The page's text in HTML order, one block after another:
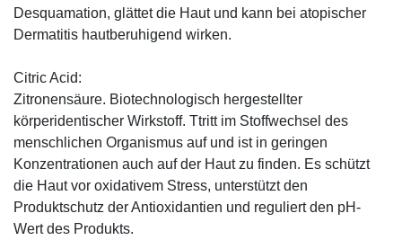
Desquamation, glättet die Haut und kann bei atopischer
Dermatitis hautberuhigend wirken.
Citric Acid:
Zitronensäure. Biotechnologisch hergestellter
körperidentischer Wirkstoff. Ttritt im Stoffwechsel des
menschlichen Organismus auf und ist in geringen
Konzentrationen auch auf der Haut zu finden. Es schützt
die Haut vor oxidativem Stress, unterstützt den
Produktschutz der Antioxidantien und reguliert den pH-
Wert des Produkts.